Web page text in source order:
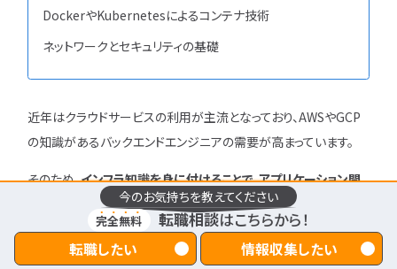
今のお気持ちを教えてください
完全無料 転職相談はこちらから！
転職したい 情報収集したい
DockerやKubernetesによるコンテナ技術
ネットワークとセキュリティの基礎
近年はクラウドサービスの利用が主流となっており、AWSやGCP
の知識があるバックエンドエンジニアの需要が高まっています。
そのため、インフラ知識を身に付けることで、アプリケーション開
発から実行環境の構築まで対応できる、市場価値の高いエンジ
ニアを目指せます。